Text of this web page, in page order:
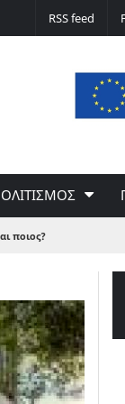
Φταίει η πολιτική
RSS feed
ποιος?